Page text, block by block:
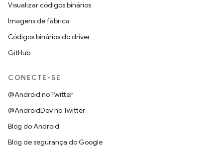
Visualizar códigos binários
Imagens de fábrica
Códigos binários do driver
GitHub
CONECTE-SE
@Android no Twitter
@AndroidDev no Twitter
Blog do Android
Blog de segurança do Google